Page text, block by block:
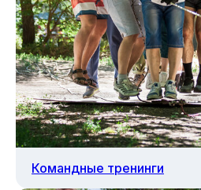
Командные тренинги